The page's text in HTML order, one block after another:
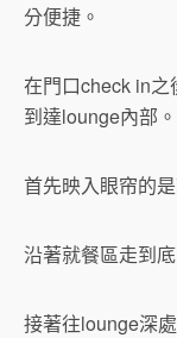
分便捷。
在門口check in
到達lounge內部。
首先映入眼帘的
沿著就餐區走到
接著往lounge深